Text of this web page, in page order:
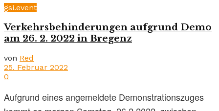
gsi.event
Verkehrsbehinderungen aufgrund Demo
am 26. 2. 2022 in Bregenz
von Red
25. Februar 2022
0
Aufgrund eines angemeldete Demonstrationszuges